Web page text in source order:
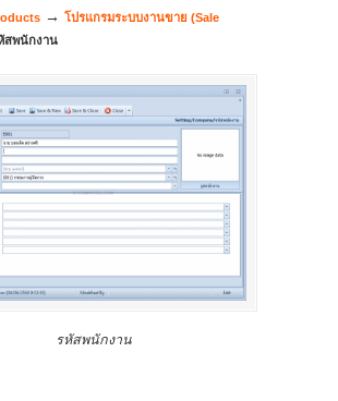
→ โปรแกรมระบบงานขาย (Sale
สพนักงาน
รหัสพนักงาน